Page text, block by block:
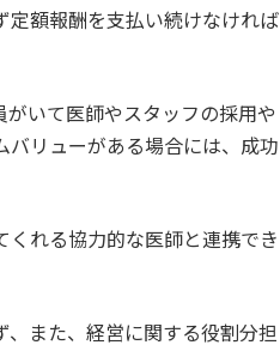
定額報酬を支払い続けなければ
いて医師やスタッフの採用や
バリューがある場合には、成功
くれる協力的な医師と連携でき
また、経営に関する役割分担